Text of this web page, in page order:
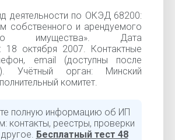
деятельности по ОКЭД 68200:
собственного и арендуемого
имущества». Дата
18 октября 2007. Контактные
email (доступны после
Учётный орган: Минский
комитет.
полную информацию об ИП
контакты, реестры, проверки
Бесплатный тест 48